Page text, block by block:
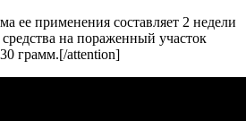
ее применения составляет 2 недели
на пораженный участок
грамм.[/attention]